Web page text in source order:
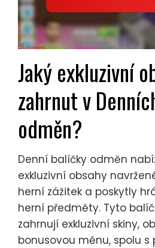
Jaký exkluzivní
zahrnut v
odměn?
Denní balíčky odměn
exkluzivní obsahy
herní zážitek a poskytly
herní předměty. Tyto
zahrnují exkluzivní skiny,
bonusovou měnu, spolu s